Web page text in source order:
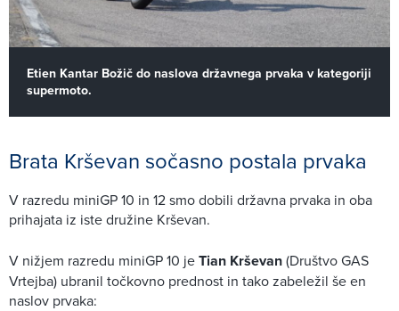
Etien Kantar Božič do naslova državnega prvaka v kategoriji
supermoto.
Brata Krševan sočasno postala prvaka
V razredu miniGP 10 in 12 smo dobili državna prvaka in oba
prihajata iz iste družine Krševan.
V nižjem razredu miniGP 10 jeTian Krševan(Društvo GAS
Vrtejba) ubranil točkovno prednost in tako zabeležil še en
naslov prvaka: